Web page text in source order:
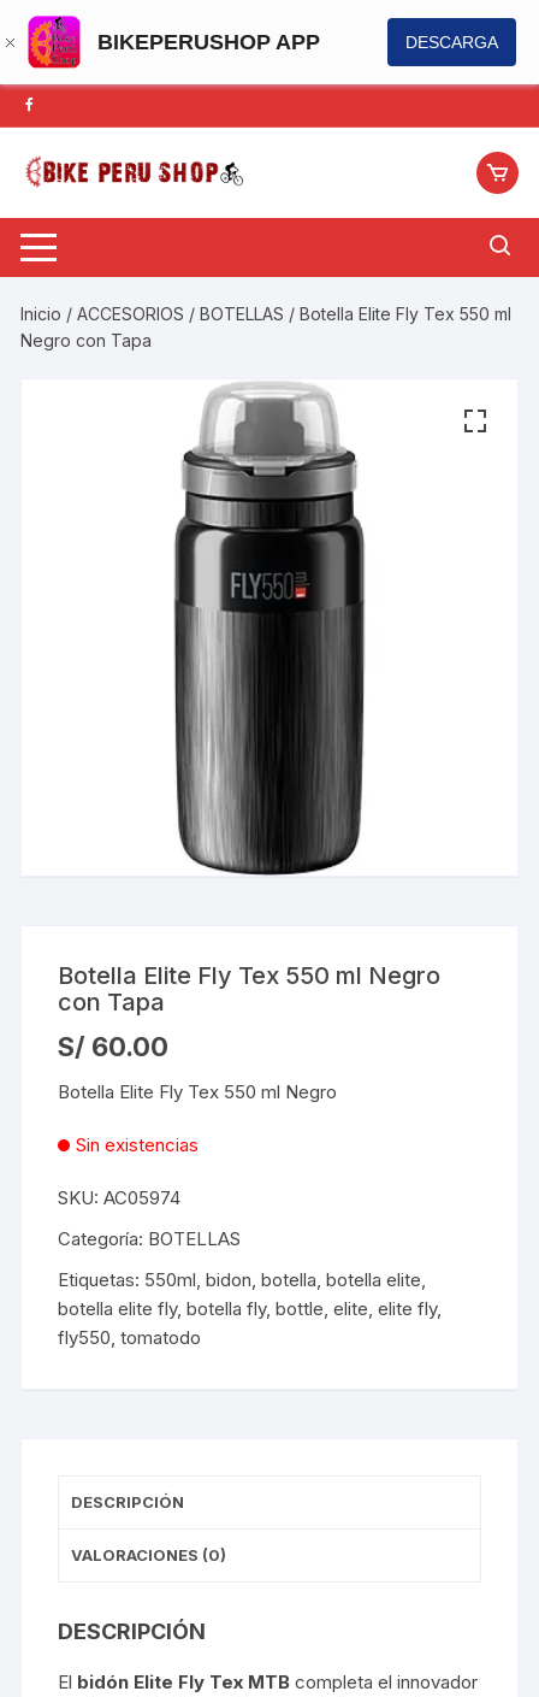
BIKEPERUSHOP APP DESCARGA
Saltar
al
contenido
Inicio /ACCESORIOS /BOTELLAS / Botella Elite Fly Tex 550 ml
Negro con Tapa
Botella Elite Fly Tex 550 ml Negro
con Tapa
S/ 60.00
Botella Elite Fly Tex 550 ml Negro
Sin existencias
SKU:AC05974
Categoría: BOTELLAS
Etiquetas: 550ml ,bidon ,botella ,botella elite
botella elite fly,botella fly,bottle ,elite ,elite fly,
fly550 ,tomatodo
DESCRIPCIÓN
VALORACIONES (0)
DESCRIPCIÓN
El bidón Elite Fly Tex MTB completa el innovador